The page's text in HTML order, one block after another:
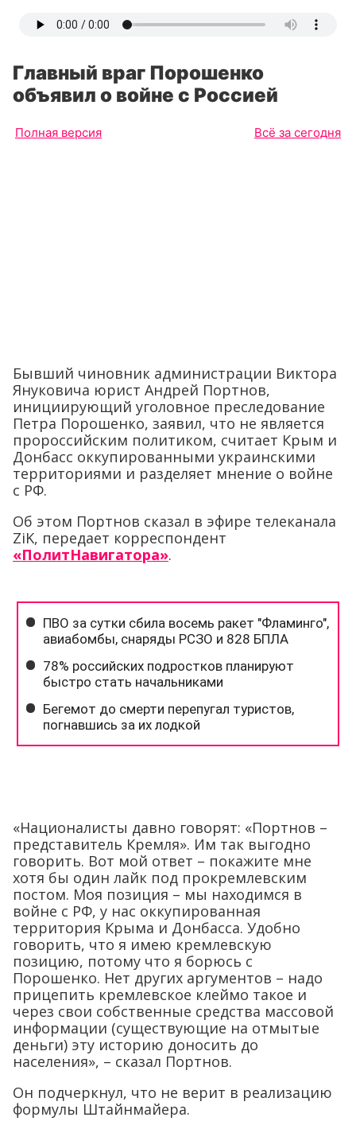
Главный враг Порошенко
объявил о войне с Россией
Полная версия Всё за сегодня
Бывший чиновник администрации Виктора
Януковича юрист Андрей Портнов,
инициирующий уголовное преследование
Петра Порошенко, заявил, что не является
пророссийским политиком, считает Крым и
Донбасс оккупированными украинскими
территориями и разделяет мнение о войне
с РФ.
Об этом Портнов сказал в эфире телеканала
ZiK, передает корреспондент
«ПолитНавигатора».
«Националисты давно говорят: «Портнов –
представитель Кремля». Им так выгодно
говорить. Вот мой ответ – покажите мне
хотя бы один лайк под прокремлевским
постом. Моя позиция – мы находимся в
войне с РФ, у нас оккупированная
территория Крыма и Донбасса. Удобно
говорить, что я имею кремлевскую
позицию, потому что я борюсь с
Порошенко. Нет других аргументов – надо
прицепить кремлевское клеймо такое и
через свои собственные средства массовой
информации (существующие на отмытые
деньги) эту историю доносить до
населения», – сказал Портнов.
Он подчеркнул, что не верит в реализацию
формулы Штайнмайера.